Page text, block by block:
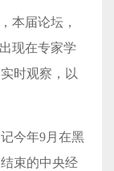
本届论坛，
现在专家学
时观察，以
今年9月在黑
束的中央经